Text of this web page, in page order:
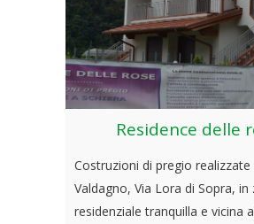
Residence delle
Costruzioni di pregio realizzate
Valdagno, Via Lora di Sopra, in
residenziale tranquilla e vicina